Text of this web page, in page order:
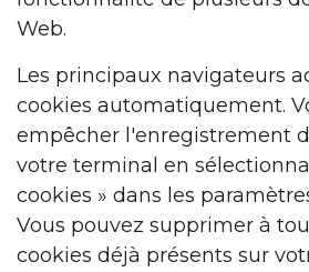
Web.
Les principaux navigateurs
cookies automatiquement.
empêcher l'enregistrement
votre terminal en
cookies » dans les
Vous pouvez supprimer à
cookies déjà présents sur